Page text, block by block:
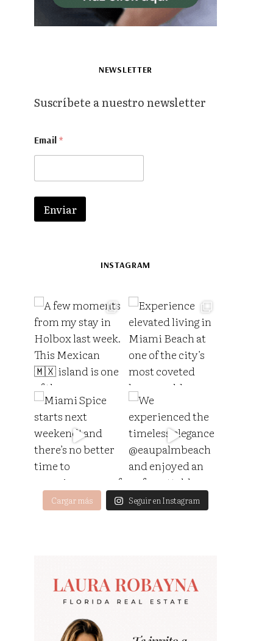
NEWSLETTER
Suscríbete a nuestro newsletter
m
a
l
E
a
Email *
Enviar
INSTAGRAM
Cargar más Seguir en Instagram